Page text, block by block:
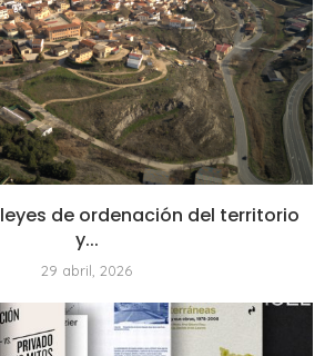
de ordenación del territorio
y...
29 abril, 2026